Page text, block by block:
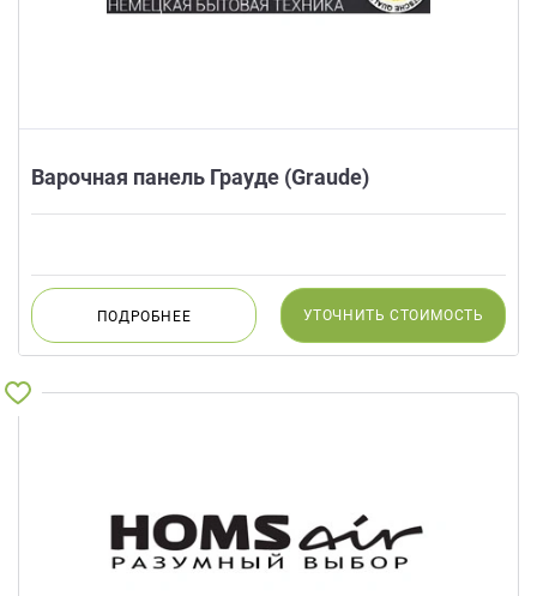
Варочная панель Грауде (Graude)
ПОДРОБНЕЕ УТОЧНИТЬ СТОИМОСТЬ